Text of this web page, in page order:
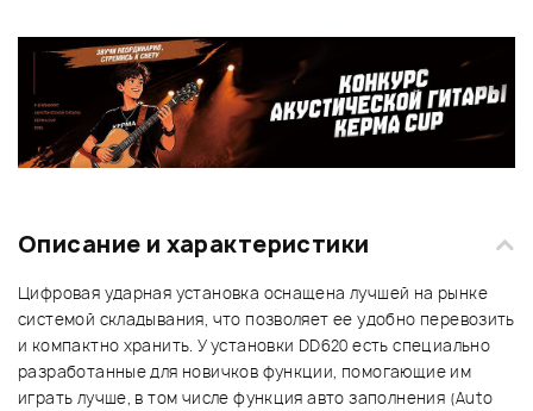
Описание и характеристики
Цифровая ударная установка оснащена лучшей на рынке
системой складывания, что позволяет ее удобно перевозить
и компактно хранить. У установки DD620 есть специально
разработанные для новичков функции, помогающие им
играть лучше, в том числе функция авто заполнения (Auto